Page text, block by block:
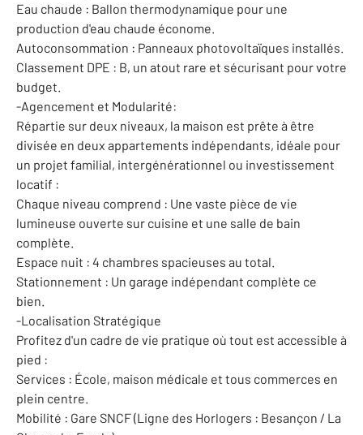
Eau chaude : Ballon thermodynamique pour une
production d'eau chaude économe.
Autoconsommation : Panneaux photovoltaïques installés.
Classement DPE : B, un atout rare et sécurisant pour votre
budget.
-Agencement et Modularité:
Répartie sur deux niveaux, la maison est prête à être
divisée en deux appartements indépendants, idéale pour
un projet familial, intergénérationnel ou investissement
locatif :
Chaque niveau comprend : Une vaste pièce de vie
lumineuse ouverte sur cuisine et une salle de bain
complète.
Espace nuit : 4 chambres spacieuses au total.
Stationnement : Un garage indépendant complète ce
bien.
-Localisation Stratégique
Profitez d'un cadre de vie pratique où tout est accessible à
pied :
Services : École, maison médicale et tous commerces en
plein centre.
Mobilité : Gare SNCF (Ligne des Horlogers : Besançon / La